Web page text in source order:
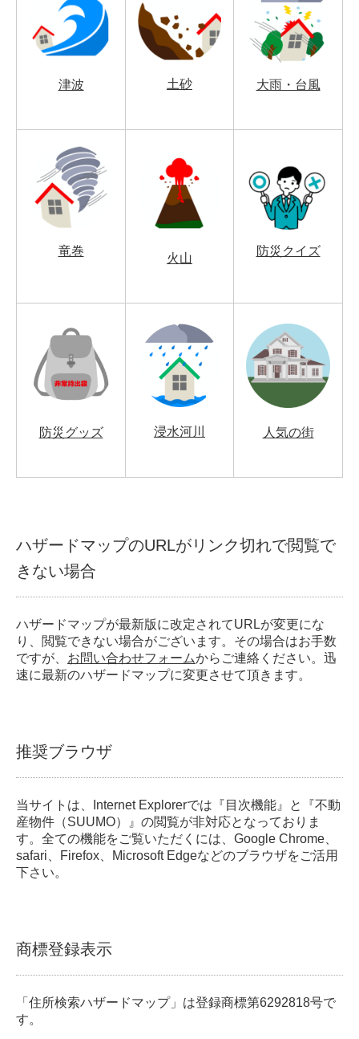
津波 土砂 大雨・台風
竜巻
火山
防災クイズ
防災グッズ 浸水河川 人気の街
ハザードマップのURLがリンク切れで閲覧で
きない場合
ハザードマップが最新版に改定されてURLが変更にな
り、閲覧できない場合がございます。その場合はお手数
ですが、 お問い合わせフォームからご連絡ください。迅
速に最新のハザードマップに変更させて頂きます。
推奨ブラウザ
当サイトは、Internet Explorerでは『目次機能』と『不動
産物件（SUUMO）』の閲覧が非対応となっておりま
す。全ての機能をご覧いただくには、Google Chrome、
safari、Firefox、Microsoft Edgeなどのブラウザをご活用
下さい。
商標登録表示
「住所検索ハザードマップ」は登録商標第6292818号で
す。